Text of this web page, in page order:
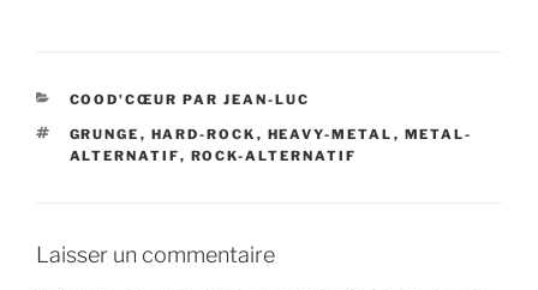
CATÉGORIES
COOD'CŒUR PAR JEAN-LUC
ÉTIQUETTES
GRUNGE , HARD-ROCK , HEAVY-METAL , METAL-
ALTERNATIF, ROCK-ALTERNATIF
Laisser un commentaire